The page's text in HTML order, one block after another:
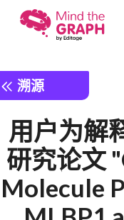
溯源
用户为解
研究论文
Molecule